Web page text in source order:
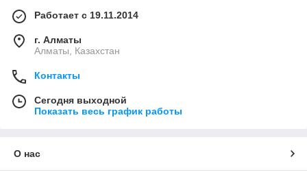
Работает с 19.11.2014
г. Алматы
Алматы, Казахстан
Контакты
Сегодня выходной
Показать весь график работы
О нас